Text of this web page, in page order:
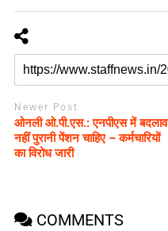
Newer Post
ओनली ओ.पी.एस.: एनपीएस में बदलाव
नहीं पुरानी पेंशन चाहिए – कर्मचारियों
का विरोध जारी
COMMENTS